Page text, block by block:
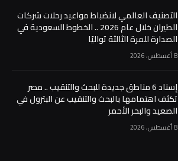
التصنيف العالمي لانضباط مواعيد رحلات شركات
الطيران خلال عام 2026 .. الخطوط السعودية في
الصدارة للمرة الثالثة تواليًا
8 أغسطس، 2026
إسناد 6 مناطق جديدة للبحث والتنقيب .. مصر
تكثف اهتمامها بالبحث والتنقيب عن البترول في
الصعيد والبحر الأحمر
8 أغسطس، 2026